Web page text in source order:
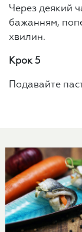
Через деякий
бажанням,
хвилин.
Крок 5
Подавайте